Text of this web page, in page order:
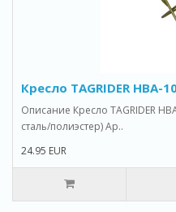
Кресло TAGRIDER HBA-
Описание Кресло TAGRIDER
сталь/полиэстер) Ар..
24.95 EUR